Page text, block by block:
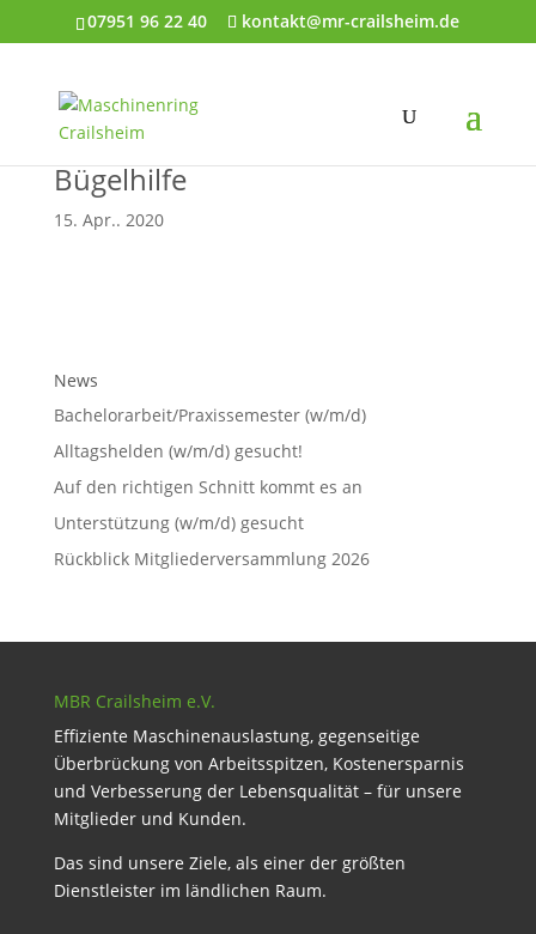
07951 96 22 40 kontakt@mr-crailsheim.de
Bügelhilfe
15. Apr.. 2020
News
Bachelorarbeit/Praxissemester (w/m/d)
Alltagshelden (w/m/d) gesucht!
Auf den richtigen Schnitt kommt es an
Unterstützung (w/m/d) gesucht
Rückblick Mitgliederversammlung 2026
MBR Crailsheim e.V.
Effiziente Maschinenauslastung, gegenseitige
Überbrückung von Arbeitsspitzen, Kostenersparnis
und Verbesserung der Lebensqualität – für unsere
Mitglieder und Kunden.
Das sind unsere Ziele, als einer der größten
Dienstleister im ländlichen Raum.